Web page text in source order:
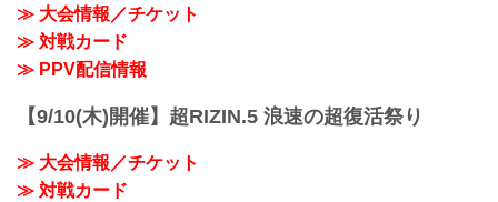
エコパアリーナ（静岡アリーナ）ECOPA
≫ 大会情報／チケット
≫ 対戦カード
≫ PPV配信情報
【9/10(木)開催】超RIZIN.5 浪速の超復活祭り
≫ 大会情報／チケット
≫ 対戦カード